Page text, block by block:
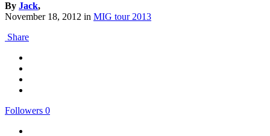
By Jack,
November 18, 2012 in MIG tour 2013
Share
Followers 0